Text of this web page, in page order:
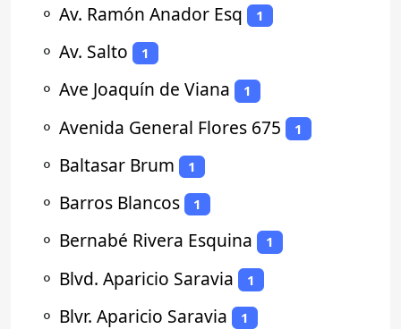
⚬ Av. Ramón Anador Esq 1
⚬ Av. Salto 1
⚬ Ave Joaquín de Viana 1
⚬ Avenida General Flores 675 1
⚬ Baltasar Brum 1
⚬ Barros Blancos 1
⚬ Bernabé Rivera Esquina 1
⚬ Blvd. Aparicio Saravia 1
⚬ Blvr. Aparicio Saravia 1